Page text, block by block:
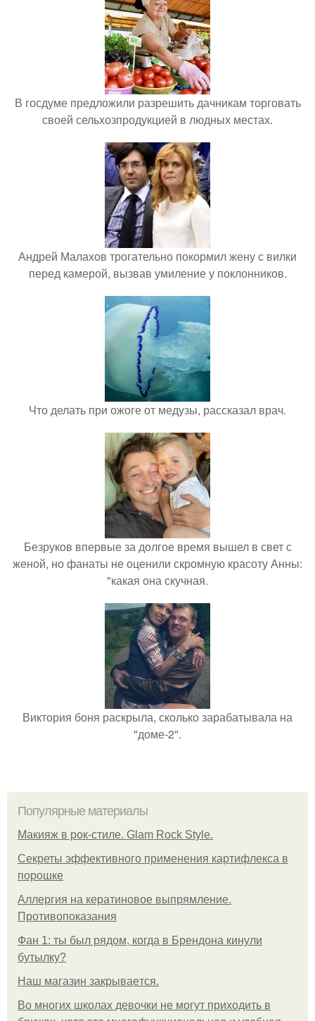
В госдуме предложили разрешить дачникам торговать
своей сельхозпродукцией в людных местах.
Андрей Малахов трогательно покормил жену с вилки
перед камерой, вызвав умиление у поклонников.
Что делать при ожоге от медузы, рассказал врач.
Безруков впервые за долгое время вышел в свет с
женой, но фанаты не оценили скромную красоту Анны:
"какая она скучная.
Виктория боня раскрыла, сколько зарабатывала на
"доме-2".
Популярные материалы
Макияж в рок-стиле. Glam Rock Style.
Секреты эффективного применения картифлекса в
порошке
Аллергия на кератиновое выпрямление.
Противопоказания
Фан 1: ты был рядом, когда в Брендона кинули
бутылку?
Нaш магaзин зaкрывaeтся.
Во многих школах девочки не могут приходить в